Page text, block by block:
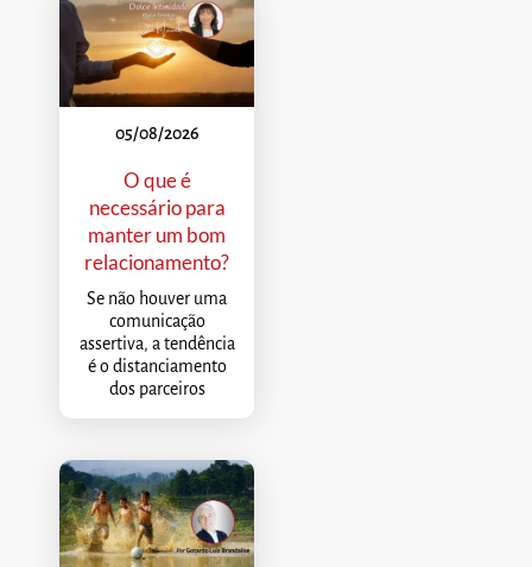
05/08/2026
O que é
necessário para
manter um bom
relacionamento?
Se não houver uma
comunicação
assertiva, a tendência
é o distanciamento
dos parceiros